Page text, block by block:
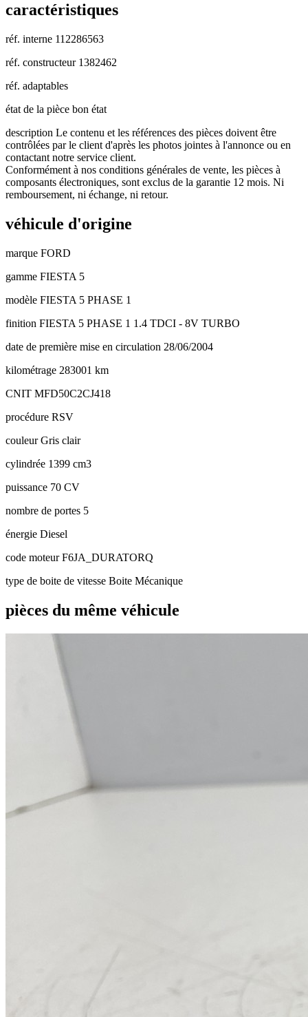
caractéristiques
réf. interne 112286563
réf. constructeur 1382462
réf. adaptables
état de la pièce bon état
description Le contenu et les références des pièces doivent être
contrôlées par le client d'après les photos jointes à l'annonce ou en
contactant notre service client.
Conformément à nos conditions générales de vente, les pièces à
composants électroniques, sont exclus de la garantie 12 mois. Ni
remboursement, ni échange, ni retour.
véhicule d'origine
marque FORD
gamme FIESTA 5
modèle FIESTA 5 PHASE 1
finition FIESTA 5 PHASE 1 1.4 TDCI - 8V TURBO
date de première mise en circulation 28/06/2004
kilométrage 283001 km
CNIT MFD50C2CJ418
procédure RSV
couleurGris clair
cylindrée 1399 cm3
puissance 70 CV
nombre de portes 5
énergie Diesel
code moteurF6JA_DURATORQ
type de boite de vitesse Boite Mécanique
pièces du même véhicule